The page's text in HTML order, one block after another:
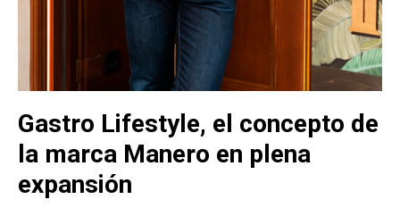
Gastro Lifestyle, el concepto de
la marca Manero en plena
expansión